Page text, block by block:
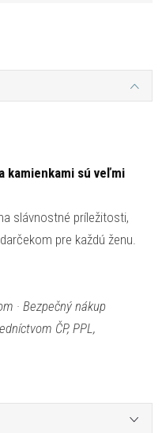
kamienkami sú veľmi
slávnostné príležitosti,
pre každú ženu.
· Bezpečný nákup
ČP, PPL,